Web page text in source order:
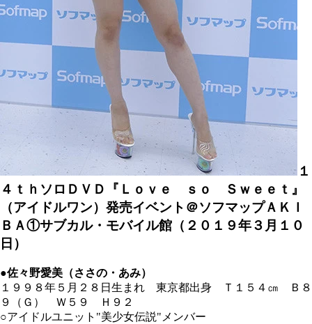
１
４ｔｈソロＤＶＤ『Ｌｏｖｅ ｓｏ Ｓｗｅｅｔ』
（アイドルワン）発売イベント＠ソフマップＡＫＩ
ＢＡ①サブカル・モバイル館（２０１９年３月１０
日）
●佐々野愛美（ささの・あみ）
１９９８年５月２８日生まれ 東京都出身 Ｔ１５４ ㎝ Ｂ８
９（Ｇ） Ｗ５９ Ｈ９２
○アイドルユニット"美少女伝説"メンバー